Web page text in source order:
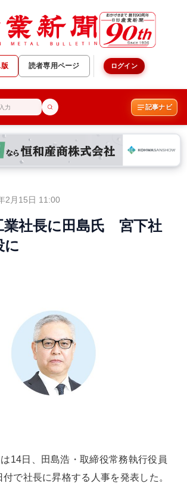
版 読者専用ページ ログイン
記事ナビ
2月15日 11:00
業社長に田島氏 宮下社
に
14日、田島浩・取締役常務執行役員
付で社長に昇格する人事を発表した。